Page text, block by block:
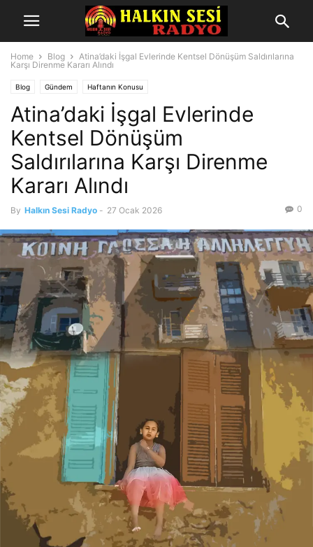
Home Blog
Atina’daki İşgal Evlerinde Kentsel Dönüşüm Saldırılarına
Karşı Direnme Kararı Alındı
Blog Gündem Haftanın Konusu
Atina’daki İşgal Evlerinde
Kentsel Dönüşüm
Saldırılarına Karşı Direnme
Kararı Alındı
By Halkın Sesi Radyo - 27 Ocak 2026 0